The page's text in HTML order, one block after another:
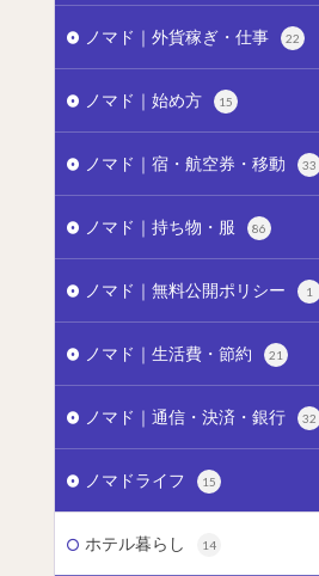
ノマド｜外貨稼ぎ・仕事 22
ノマド｜始め方 15
ノマド｜宿・航空券・移動 33
ノマド｜持ち物・服 86
ノマド｜無料公開ポリシー 1
ノマド｜生活費・節約 21
ノマド｜通信・決済・銀行 32
ノマドライフ 15
ホテル暮らし 14